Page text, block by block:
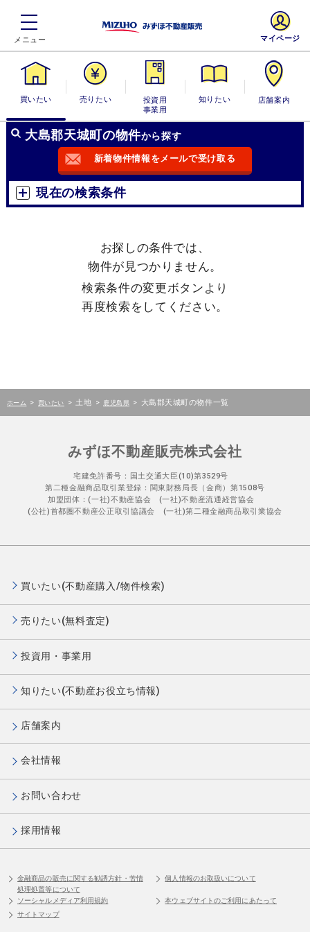
買いたい 売りたい
投資用・事業
用
知りたい 店舗案内
マイページ
大島郡天城町の物件から探す
新着物件情報をメールで受け取る
現在の検索条件
お探しの条件では、
物件が見つかりません。
検索条件の変更ボタンより
再度検索をしてください。
ホーム > 買いたい > 土地 > 鹿児島県 > 大島郡天城町の物件一覧
みずほ不動産販売株式会社
宅建免許番号：国土交通大臣(10)第3529号
第二種金融商品取引業登録：関東財務局長（金商）第1508号
加盟団体：(一社)不動産協会 (一社)不動産流通経営協会
(公社)首都圏不動産公正取引協議会 (一社)第二種金融商品取引業協会
買いたい(不動産購入/物件検索)
売りたい(無料査定)
投資用・事業用
知りたい(不動産お役立ち情報)
店舗案内
会社情報
お問い合わせ
採用情報
金融商品の販売に関する勧誘方針・苦情
処理処置等について
個人情報のお取扱いについて
ソーシャルメディア利用規約
本ウェブサイトのご利用にあたって
サイトマップ